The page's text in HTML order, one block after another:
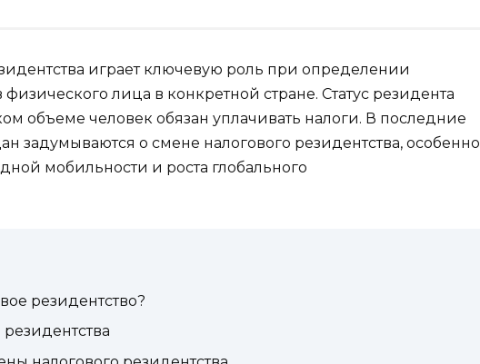
играет ключевую роль при определении
физического лица в конкретной стране. Статус резидента
объеме человек обязан уплачивать налоги. В последние
задумываются о смене налогового резидентства, особенно
мобильности и роста глобального
резидентство?